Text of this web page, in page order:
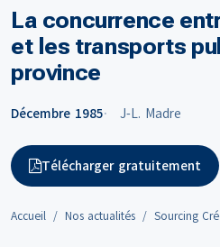
La concurrence
et les transports
province
Décembre 1985 J-L. Madre
Télécharger gratuitement
Accueil Nos actualités Sourcing